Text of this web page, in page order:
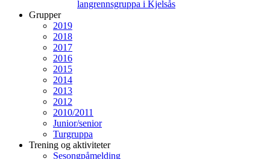
langrennsgruppa i Kjelsås
Grupper
2019
2018
2017
2016
2015
2014
2013
2012
2010/2011
Junior/senior
Turgruppa
Trening og aktiviteter
Sesongpåmelding